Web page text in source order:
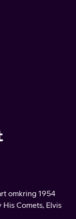
omkring 1954